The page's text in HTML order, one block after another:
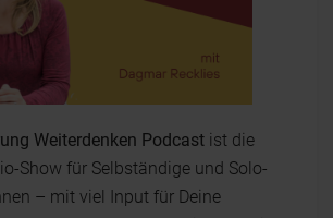
Weiterdenken Podcast ist die
Show für Selbständige und Solo-
– mit viel Input für Deine